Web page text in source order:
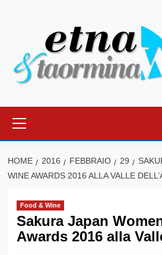
principale
HOME 2016 FEBBRAIO 29
WINE AWARDS 2016 ALLA VALLE
Food & Wine
Sakura Japan
Awards 2016 alla